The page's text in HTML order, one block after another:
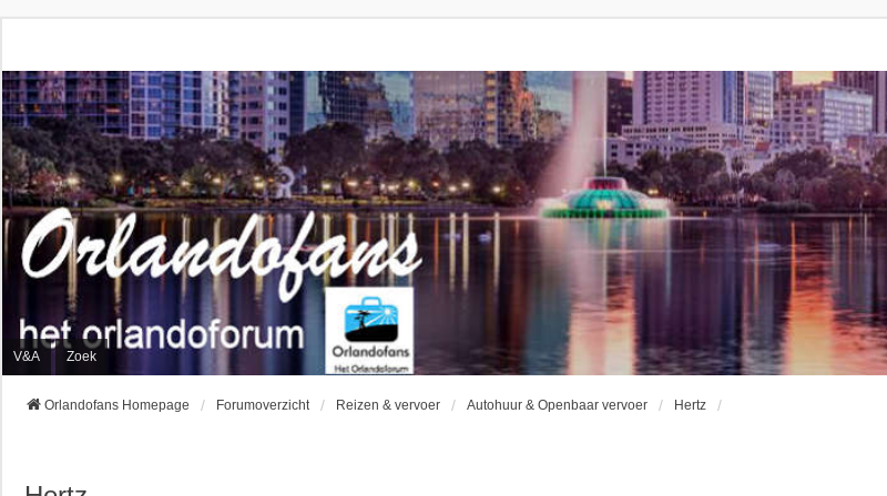
V&A Zoek
Orlandofans Homepage Forumoverzicht Reizen & vervoer Autohuur & Openbaar vervoer Hertz